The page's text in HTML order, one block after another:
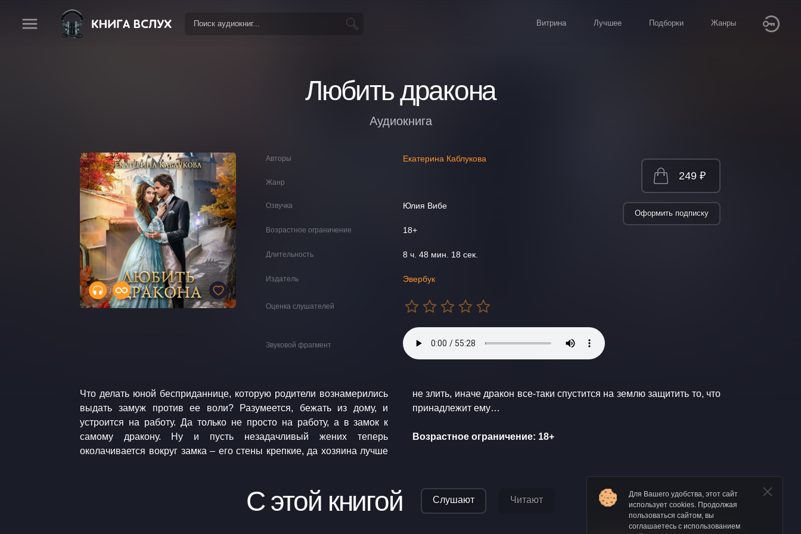
Витрина Лучшее Подборки Жанры
Любить дракона
Аудиокнига
Авторы Екатерина Каблукова
Жанр
Озвучка Юлия Вибе
Возрастное ограничение 18+
Длительность 8 ч. 48 мин. 18 сек.
Издатель Эвербук
Оценка слушателей
Звуковой фрагмент
249 ₽
Оформить подписку
Что делать юной бесприданнице, которую родители вознамерились
выдать замуж против ее воли? Разумеется, бежать из дому, и
устроится на работу. Да только не просто на работу, а в замок к
самому дракону. Ну и пусть незадачливый жених теперь
околачивается вокруг замка – его стены крепкие, да хозяина лучше
не злить, иначе дракон все-таки спустится на землю защитить то, что
принадлежит ему…
Возрастное ограничение: 18+
С этой книгой Слушают Читают
Для Вашего удобства, этот сайт
использует cookies. Продолжая
пользоваться сайтом, вы
соглашаетесь с использованием